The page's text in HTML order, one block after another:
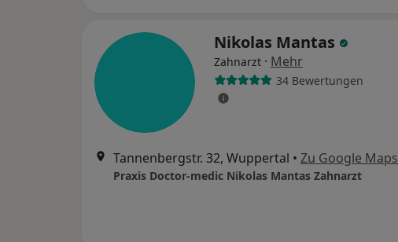
Nikolas Mantas
Zahnarzt · Mehr
34 Bewertungen
Tannenbergstr. 32, Wuppertal • Zu Google Maps
Praxis Doctor-medic Nikolas Mantas Zahnarzt